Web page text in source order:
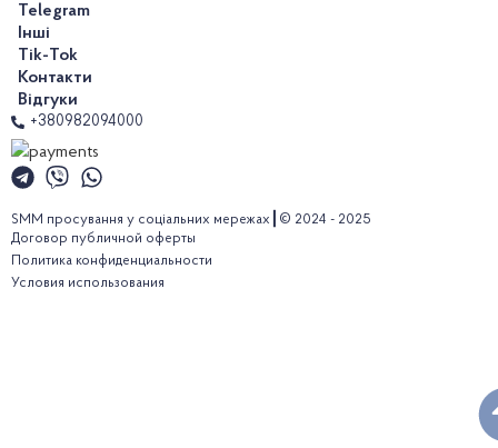
Telegram
Інші
Tik-Tok
Контакти
Відгуки
+380982094000
SMM просування у соціальних мережах┃© 2024 - 2025
Договор публичной оферты
Политика конфиденциальности
Условия использования